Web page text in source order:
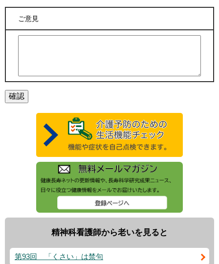
ご意見
精神科看護師から老いを見ると
第93回 「くさい」は禁句